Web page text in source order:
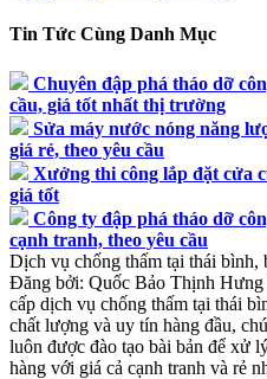
Tin Tức Cùng Danh Mục
Chuyên đập phá tháo dỡ
cầu, giá tốt nhất thị trường
Sửa máy nước nóng năng
giá rẻ, theo yêu cầu
Xưởng thi công lắp đặt cửa
giá tốt
Công ty đập phá tháo dỡ
cạnh tranh, theo yêu cầu
Dịch vụ chống thấm tại thái bình,
Đăng bởi: Quốc Bảo Thịnh Hưng
cấp dịch vụ chống thấm tại thái
chất lượng và uy tín hàng đầu,
luôn được đào tạo bài bản để xử
hàng với giá cả cạnh tranh và rẻ